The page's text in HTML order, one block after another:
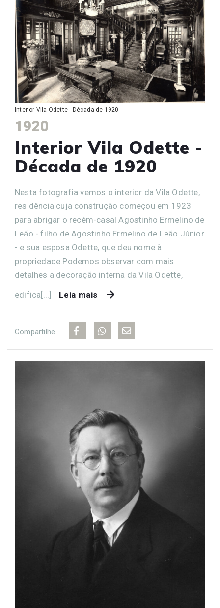
Interior Vila Odette - Década de 1920
1920
Interior Vila Odette -
Década de 1920
Nesta fotografia vemos o interior da Vila Odette,
residência cuja construção começou em 1923
para abrigar o recém-casal Agostinho Ermelino de
Leão - filho de Agostinho Ermelino de Leão Júnior
- e sua esposa Odette, que deu nome à
propriedade.Podemos observar com mais
detalhes a decoração interna da Vila Odette,
edifica[...]
Leia mais
Compartilhe